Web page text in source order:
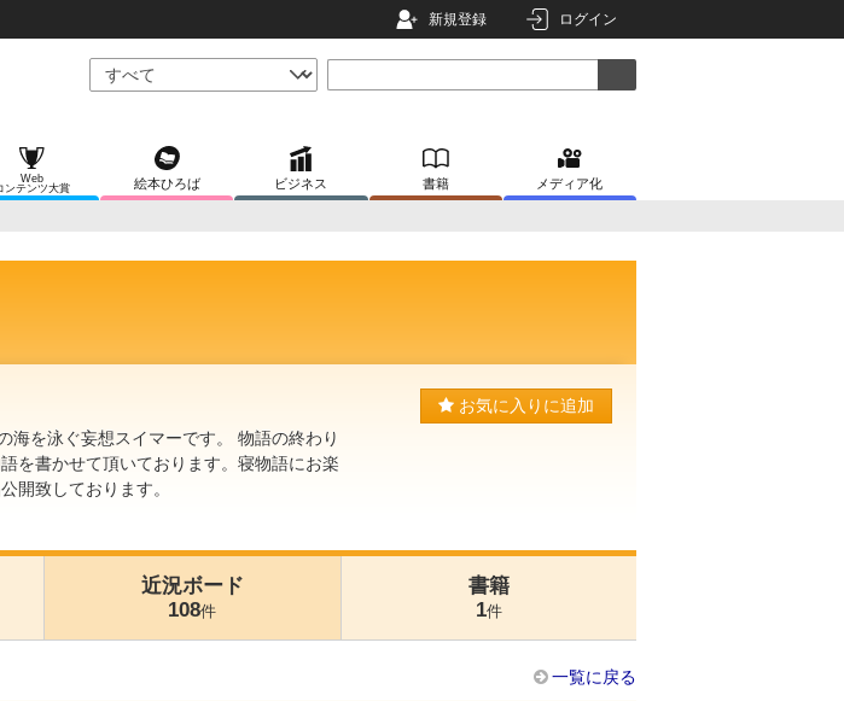
新規登録 ログイン
Web
ンテンツ大賞
絵本ひろば ビジネス 書籍 メディア化
海を泳ぐ妄想スイマーです。 物語の終わり
を書かせて頂いております。寝物語にお楽
開致しております。
お気に入りに追加
近況ボード
108件
書籍
1件
一覧に戻る